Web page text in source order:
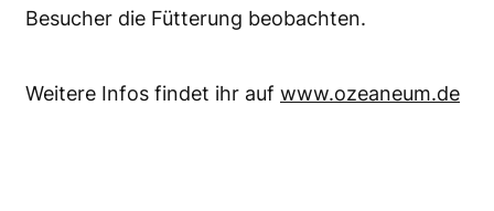
Besucher die Fütterung beobachten.
Weitere Infos findet ihr auf www.ozeaneum.de